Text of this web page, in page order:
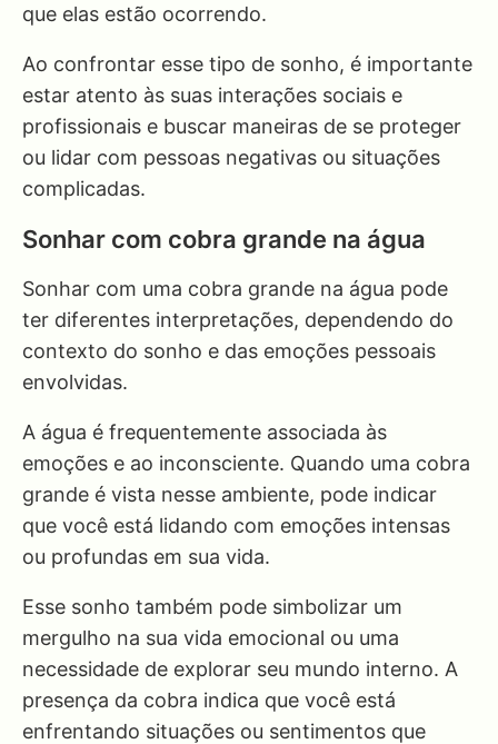
que elas estão ocorrendo.
Ao confrontar esse tipo de sonho, é importante
estar atento às suas interações sociais e
profissionais e buscar maneiras de se proteger
ou lidar com pessoas negativas ou situações
complicadas.
Sonhar com cobra grande na água
Sonhar com uma cobra grande na água pode
ter diferentes interpretações, dependendo do
contexto do sonho e das emoções pessoais
envolvidas.
A água é frequentemente associada às
emoções e ao inconsciente. Quando uma cobra
grande é vista nesse ambiente, pode indicar
que você está lidando com emoções intensas
ou profundas em sua vida.
Esse sonho também pode simbolizar um
mergulho na sua vida emocional ou uma
necessidade de explorar seu mundo interno. A
presença da cobra indica que você está
enfrentando situações ou sentimentos que